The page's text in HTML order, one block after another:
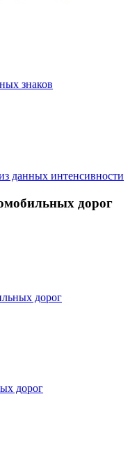
знаков
данных интенсивности
дорог
дорог
дорог